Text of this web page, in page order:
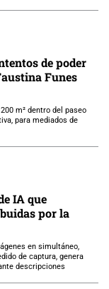
de poder
Funes
m² dentro del paseo
para mediados de
IA que
por la
en simultáneo,
de captura, genera
descripciones